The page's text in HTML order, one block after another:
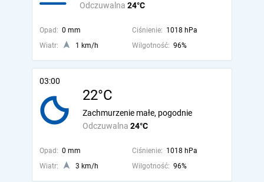
Odczuwalna 24°C
Opad: 0 mm Ciśnienie: 1018 hPa
Wiatr:
1 km/h Wilgotność: 96%
03:00
22°C
Odczuwalna 24°C
Zachmurzenie małe, pogodnie
Opad: 0 mm Ciśnienie: 1018 hPa
Wiatr:
3 km/h Wilgotność: 96%